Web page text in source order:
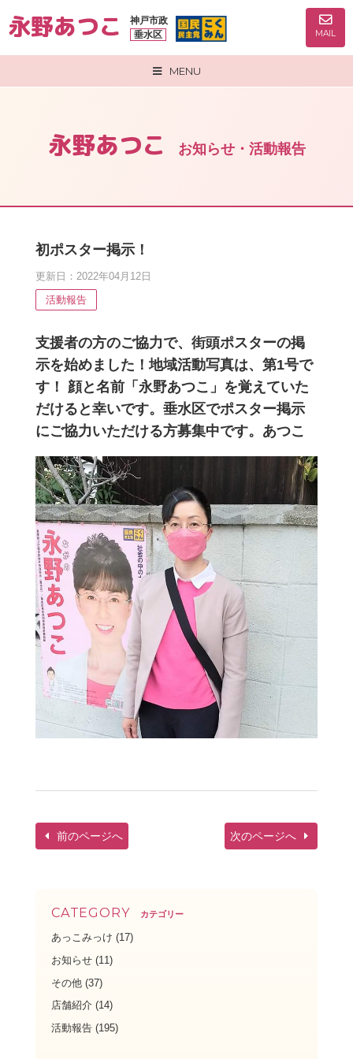
永野あつこ
神戸市政
垂水区
MAIL
MENU
永野あつこ お知らせ・活動報告
初ポスター掲示！
更新日：2022年04月12日
活動報告
支援者の方のご協力で、街頭ポスターの掲
示を始めました！地域活動写真は、第1号で
す！ 顔と名前「永野あつこ」 を覚えていた
だけると幸いです。垂水区でポスター掲示
にご協力いただける方募集中です。あつこ
前のページへ 次のページへ
CATEGORY カテゴリー
あっこみっけ (17)
お知らせ (11)
その他 (37)
店舗紹介 (14)
活動報告 (195)